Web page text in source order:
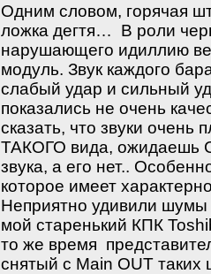
Одним словом, горячая
ложка дегтя… В роли
нарушающего идиллию
модуль. Звук каждого
слабый удар и сильный
показались не очень
сказать, что звуки очень
ТАКОГО вида,
звука, а его нет..
которое имеет
Неприятно удивили
мой старенький КПК
то же время
снятый с Main OUT